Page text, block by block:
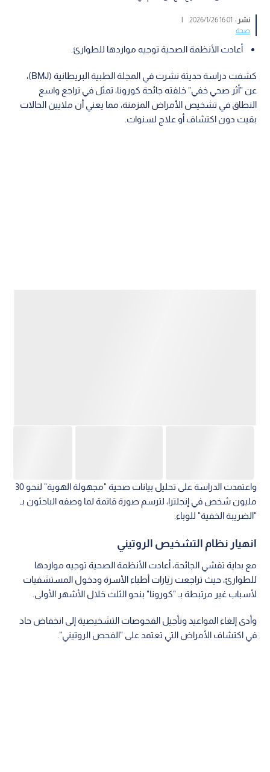
نشر : 16:01 2026/1/26
|
صحة
أعادت الأنظمة الصحية توجيه مواردها للطوارئ.
كشفت دراسة حديثة نشرت في المجلة الطبية البريطانية (BMJ)،
عن "أثر صحي خفي" خلفته جائحة كورونا، تمثل في تراجع واسع
النطاق في تشخيص الأمراض المزمنة، مما يعني أن ملايين الحالات
بقيت دون اكتشاف أو علاج لسنوات.
واعتمدت الدراسة على تحليل بيانات صحية "مجهولة الهوية" لنحو 30
مليون شخص في إنجلترا، لترسم صورة قاتمة لما وصفه الباحثون بـ
"الضريبة الخفية" للوباء.
انهيار نظام التشخيص الروتيني
مع بداية تفشي الجائحة، أعادت الأنظمة الصحية توجيه مواردها
للطوارئ، حيث تراجعت زيارات أطباء الأسرة ودخول المستشفيات
لأسباب غير مرتبطة بـ "كورونا" بنحو الثلث خلال الأشهر الأولى.
وأدى إلغاء المواعيد وتأجيل الفحوصات التشخيصية إلى انخفاض حاد
في اكتشاف الأمراض التي تعتمد على "الفحص الروتيني".